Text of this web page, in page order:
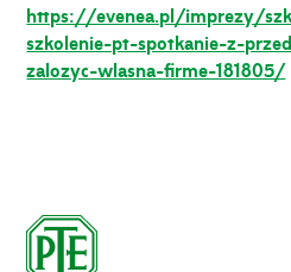
https://evenea.pl/imprezy/
szkolenie-pt-spotkanie-z-
zalozyc-wlasna-firme-181805/